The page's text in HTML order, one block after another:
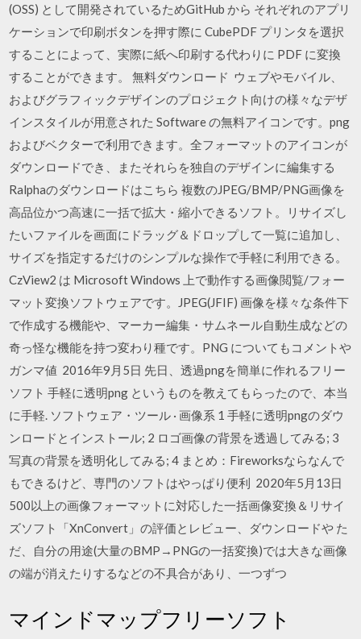
(OSS) として開発されているためGitHub から それぞれのアプリ
ケーションで印刷ボタンを押す際に CubePDF プリンタを選択
することによって、実際に紙へ印刷する代わりに PDF に変換
することができます。 無料ダウンロード ウェブやモバイル、
およびグラフィックデザインのプロジェクト向けの様々なデザ
インスタイルが用意された Software の無料アイコンです。png
およびベクターで利用できます。全フォーマットのアイコンが
ダウンロードでき、またそれらを独自のデザインに編集する
Ralphaのダウンロードはこちら 複数のJPEG/BMP/PNG画像を
高品位かつ高速に一括で拡大・縮小できるソフト。リサイズし
たいファイルを画面にドラッグ＆ドロップして一覧に追加し、
サイズを指定するだけのシンプルな操作で手軽に利用できる。
CzView2 は Microsoft Windows 上で動作する画像閲覧/フォー
マット変換ソフトウェアです。JPEG(JFIF) 画像を様々な条件下
で作成する機能や、マーカー編集・サムネール自動生成などの
奇っ怪な機能を持つ変わり種です。PNG についてもコメントや
ガンマ値 2016年9月5日 先日、透過pngを簡単に作れるフリー
ソフト 手軽に透明png というものを教えてもらったので、本当
に手軽. ソフトウェア・ツール · 画像系 1 手軽に透明pngのダウ
ンロードとインストール; 2 ロゴ画像の背景を透過してみる; 3
写真の背景を透明化してみる; 4 まとめ：Fireworksならなんで
もできるけど、専門のソフトはやっぱり便利 2020年5月13日
500以上の画像フォーマットに対応した一括画像変換＆リサイ
ズソフト「XnConvert」の評価とレビュー、ダウンロードや た
だ、自分の用途(大量のBMP→PNGの一括変換)では大きな画像
の端が消えたりするなどの不具合があり、一つずつ
マインドマップフリーソフト